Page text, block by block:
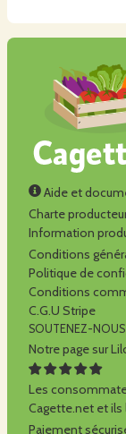
Aide et
Charte
Information
Conditions
Politique de
Conditions
C.G.U Stripe
SOUTENEZ-NOUS
Notre page sur
Les
Cagette.net et ils
Paiement